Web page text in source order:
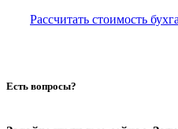
Рассчитать стоимость
Есть вопросы?